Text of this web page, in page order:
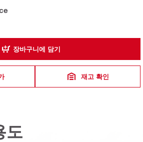
장바구니에 담기
재고 확인
도